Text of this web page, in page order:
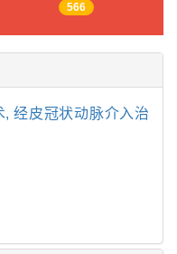
566
,经皮冠状动脉介入治